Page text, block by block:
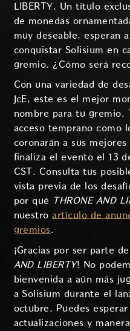
LIBERTY. Un título
de monedas
muy deseable, esperan
conquistar Solisium en
gremio. ¿Cómo será
Con una variedad de
JcE, este es el mejor
nombre para tu gremio.
acceso temprano como
coronarán a sus
finaliza el evento el 13
CST. Consulta tus
vista previa de los
por qué THRONE AND
nuestroartículo de
gremios.
¡Gracias por ser parte
AND LIBERTY! No
bienvenida a aún más
a Solisium durante el
octubre. Puedes
actualizaciones y